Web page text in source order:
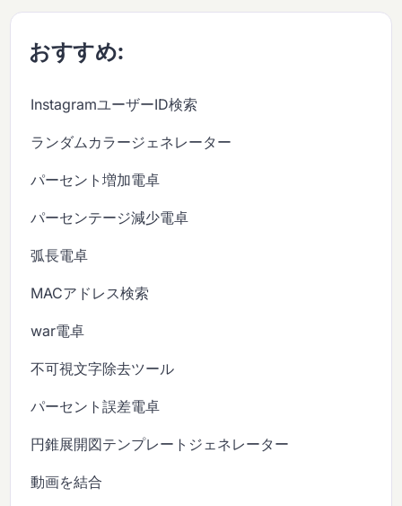
おすすめ:
InstagramユーザーID検索
ランダムカラージェネレーター
パーセント増加電卓
パーセンテージ減少電卓
弧長電卓
MACアドレス検索
war電卓
不可視文字除去ツール
パーセント誤差電卓
円錐展開図テンプレートジェネレーター
動画を結合